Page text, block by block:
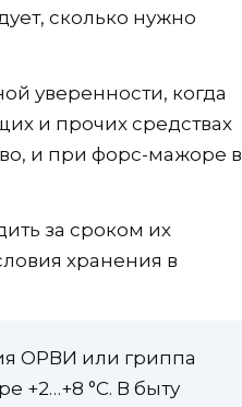
сколько нужно
уверенности, когда
и прочих средствах
и при форс-мажоре в
за сроком их
хранения в
ОРВИ или гриппа
+2…+8 °C. В быту